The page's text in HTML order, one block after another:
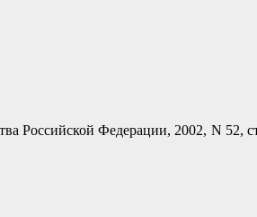
Российской Федерации, 2002, N 52,